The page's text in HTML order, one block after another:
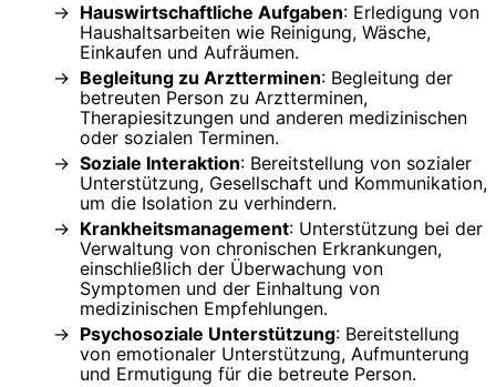
Hauswirtschaftliche Aufgaben: Erledigung von
Haushaltsarbeiten wie Reinigung, Wäsche,
Einkaufen und Aufräumen.
Begleitung zu Arztterminen: Begleitung der
betreuten Person zu Arztterminen,
Therapiesitzungen und anderen medizinischen
oder sozialen Terminen.
Soziale Interaktion: Bereitstellung von sozialer
Unterstützung, Gesellschaft und Kommunikation,
um die Isolation zu verhindern.
Krankheitsmanagement: Unterstützung bei der
Verwaltung von chronischen Erkrankungen,
einschließlich der Überwachung von
Symptomen und der Einhaltung von
medizinischen Empfehlungen.
Psychosoziale Unterstützung: Bereitstellung
von emotionaler Unterstützung, Aufmunterung
und Ermutigung für die betreute Person.